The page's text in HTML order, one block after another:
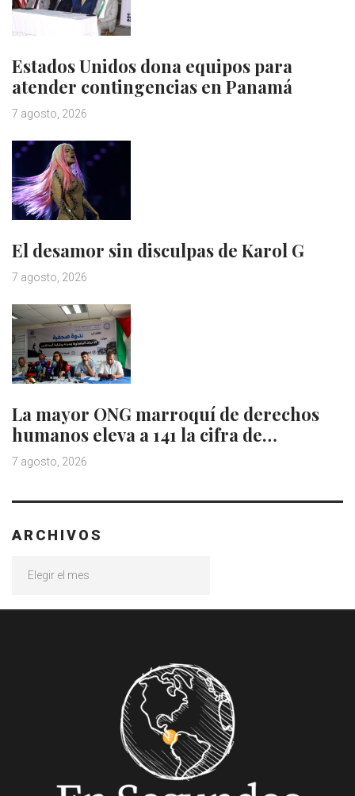
Estados Unidos dona equipos para
atender contingencias en Panamá
7 agosto, 2026
El desamor sin disculpas de Karol G
7 agosto, 2026
La mayor ONG marroquí de derechos
humanos eleva a 141 la cifra de…
7 agosto, 2026
ARCHIVOS